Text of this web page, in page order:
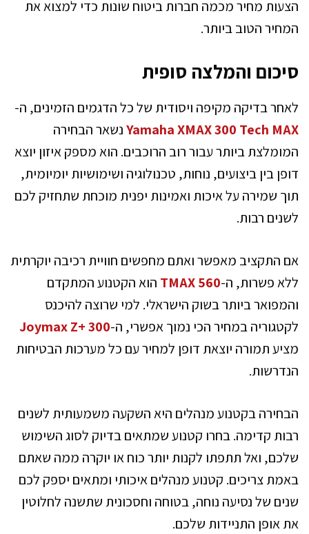
הצעות מחיר מכמה חברות ביטוח שונות כדי למצוא את
המחיר הטוב ביותר.
סיכום והמלצה סופית
לאחר בדיקה מקיפה ויסודית של כל הדגמים הזמינים, ה-
Yamaha XMAX 300 Tech MAXנשאר הבחירה
המומלצת ביותר עבור רוב הרוכבים. הוא מספק איזון יוצא
דופן בין ביצועים, נוחות, טכנולוגיה ושימושיות יומיומית,
תוך שמירה על איכות ואמינות יפנית מוכחת שתחזיק לכם
לשנים רבות.
אם התקציב מאפשר ואתם מחפשים חוויית רכיבה יוקרתית
ללא פשרות, ה-TMAX 560 הוא הקטנוע המתקדם
והמפואר ביותר בשוק הישראלי. למי שרוצה להיכנס
לקטגוריה במחיר הכי נמוך אפשרי, ה-Joymax Z+ 300
מציע תמורה יוצאת דופן למחיר עם כל מערכות הבטיחות
הנדרשות.
הבחירה בקטנוע מנהלים היא השקעה משמעותית לשנים
רבות קדימה. בחרו קטנוע שמתאים בדיוק לסוג השימוש
שלכם, ואל תתפתו לקנות יותר כוח או יוקרה ממה שאתם
באמת צריכים. קטנוע מנהלים איכותי ומתאים יספק לכם
שנים של נסיעה נוחה, בטוחה וחסכונית שתשנה לחלוטין
את אופן התניידות שלכם.